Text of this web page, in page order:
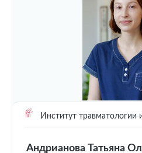
Институт травматологии
Андрианова Татьяна